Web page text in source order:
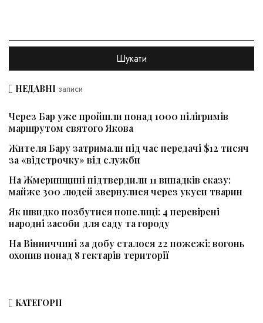
НЕДАВНІ записи
Через Бар уже пройшли понад 1000 пілігримів
маршрутом святого Якова
Жителя Бару затримали під час передачі $12 тисяч
за «відстрочку» від служби
На Жмеринщині підтвердили 11 випадків сказу:
майже 300 людей звернулися через укуси тварин
Як швидко позбутися попелиці: 4 перевірені
народні засоби для саду та городу
На Вінниччині за добу сталося 22 пожежі: вогонь
охопив понад 8 гектарів території
КАТЕГОРІЇ